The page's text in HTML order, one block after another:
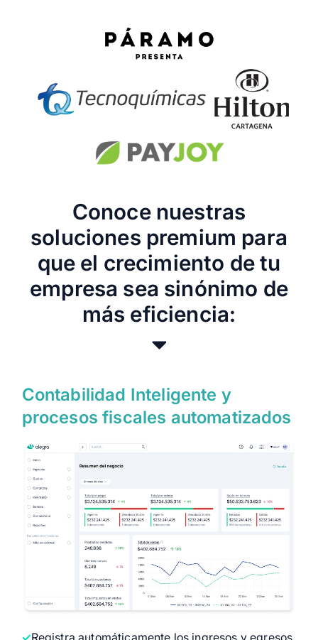
Conoce nuestras
soluciones premium para
que el crecimiento de tu
empresa sea sinónimo de
más eficiencia:
Contabilidad Inteligente y
procesos fiscales automatizados